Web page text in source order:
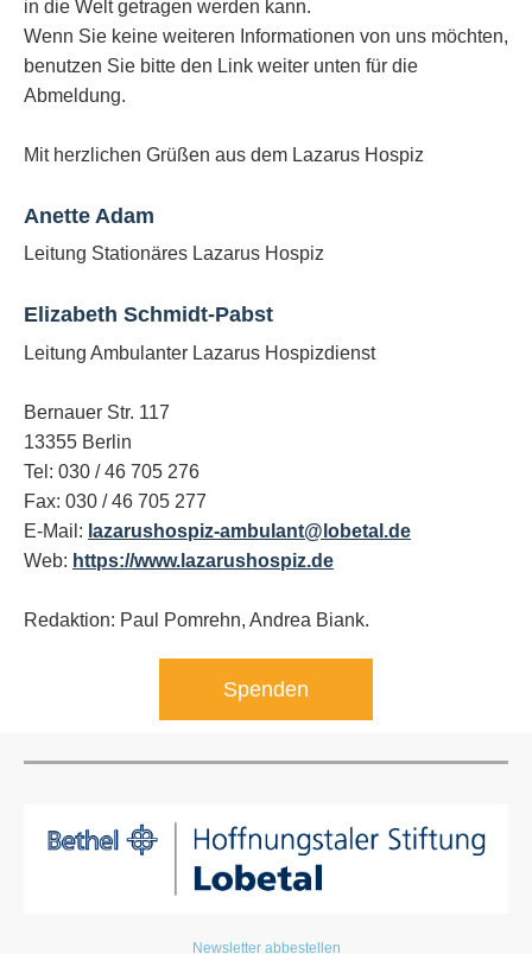
in die Welt getragen werden kann.
Wenn Sie keine weiteren Informationen von uns möchten,
benutzen Sie bitte den Link weiter unten für die
Abmeldung.
Mit herzlichen Grüßen aus dem Lazarus Hospiz
Anette Adam
Leitung Stationäres Lazarus Hospiz
Elizabeth Schmidt-Pabst
Leitung Ambulanter Lazarus Hospizdienst
Bernauer Str. 117
13355 Berlin
Tel: 030 / 46 705 276
Fax: 030 / 46 705 277
E-Mail: lazarushospiz-ambulant@lobetal.de
Web: https://www.lazarushospiz.de
Redaktion: Paul Pomrehn, Andrea Biank.
Spenden
Newsletter abbestellen